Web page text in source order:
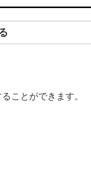
ことができます。